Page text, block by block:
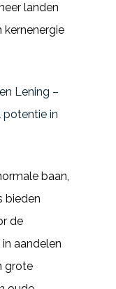
landen
Lening –
potentie in
baan,
bieden
de
aandelen
grote